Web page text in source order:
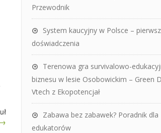
Przewodnik
System kaucyjny w Polsce –
doświadczenia
Terenowa gra survivalowo-
biznesu w lesie Osobowickim – Green
Vtech z Ekopotencjał
Zabawa bez zabawek? Poradnik dla
edukatorów